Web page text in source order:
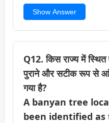
Show Answer
Q12. किस राज्य में
पुराने और सटीक रूप से
गया है?
A banyan tree
been identified